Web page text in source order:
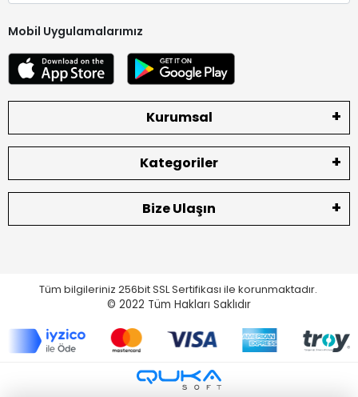
Mobil Uygulamalarımız
Kurumsal
Kategoriler
Bize Ulaşın
Tüm bilgileriniz 256bit SSL Sertifikası ile korunmaktadır.
© 2022 Tüm Hakları Saklıdır